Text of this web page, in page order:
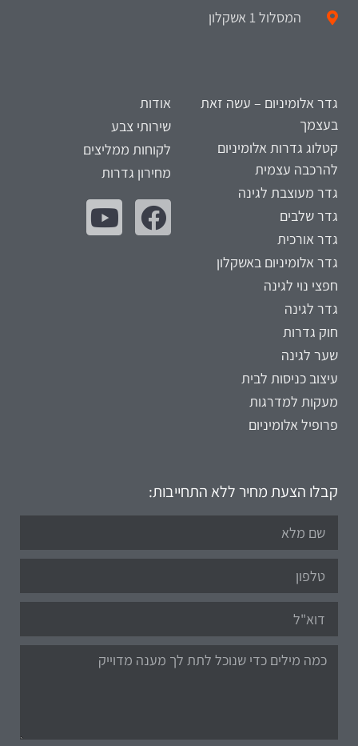
המסלול 1 אשקלון
גדר אלומיניום – עשה זאת
בעצמך
קטלוג גדרות אלומיניום
להרכבה עצמית
גדר מעוצבת לגינה
גדר שלבים
גדר אורכית
גדר אלומיניום באשקלון
חפצי נוי לגינה
גדר לגינה
חוק גדרות
שער לגינה
עיצוב כניסות לבית
מעקות למדרגות
פרופיל אלומיניום
אודות
שירותי צבע
לקוחות ממליצים
מחירון גדרות
קבלו הצעת מחיר ללא התחייבות: